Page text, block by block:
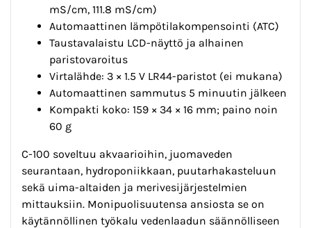
mS/cm, 111.8 mS/cm)
Automaattinen lämpötilakompensointi (ATC)
Taustavalaistu LCD-näyttö ja alhainen
paristovaroitus
Virtalähde: 3 × 1.5 V LR44-paristot (ei mukana)
Automaattinen sammutus 5 minuutin jälkeen
Kompakti koko: 159 × 34 × 16 mm; paino noin
60 g
C-100 soveltuu akvaarioihin, juomaveden
seurantaan, hydroponiikkaan, puutarhakasteluun
sekä uima-altaiden ja merivesijärjestelmien
mittauksiin. Monipuolisuutensa ansiosta se on
käytännöllinen työkalu vedenlaadun säännölliseen